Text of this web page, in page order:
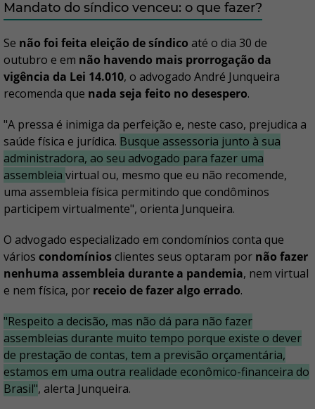
Mandato do síndico venceu: o que fazer?
Se não foi feita eleição de síndico até o dia 30 de
outubro e em não havendo mais prorrogação da
vigência da Lei 14.010, o advogado André Junqueira
recomenda que nada seja feito no desespero.
"A pressa é inimiga da perfeição e, neste caso, prejudica a
saúde física e jurídica. Busque assessoria junto à sua
administradora, ao seu advogado para fazer uma
assembleia virtual ou, mesmo que eu não recomende,
uma assembleia física permitindo que condôminos
participem virtualmente", orienta Junqueira.
O advogado especializado em condomínios conta que
vários condomíniosclientes seus optaram por não fazer
nenhuma assembleia durante a pandemia, nem virtual
e nem física, por receio de fazer algo errado.
"Respeito a decisão, mas não dá para não fazer
assembleias durante muito tempo porque existe o dever
de prestação de contas, tem a previsão orçamentária,
estamos em uma outra realidade econômico-financeira do
Brasil", alerta Junqueira.